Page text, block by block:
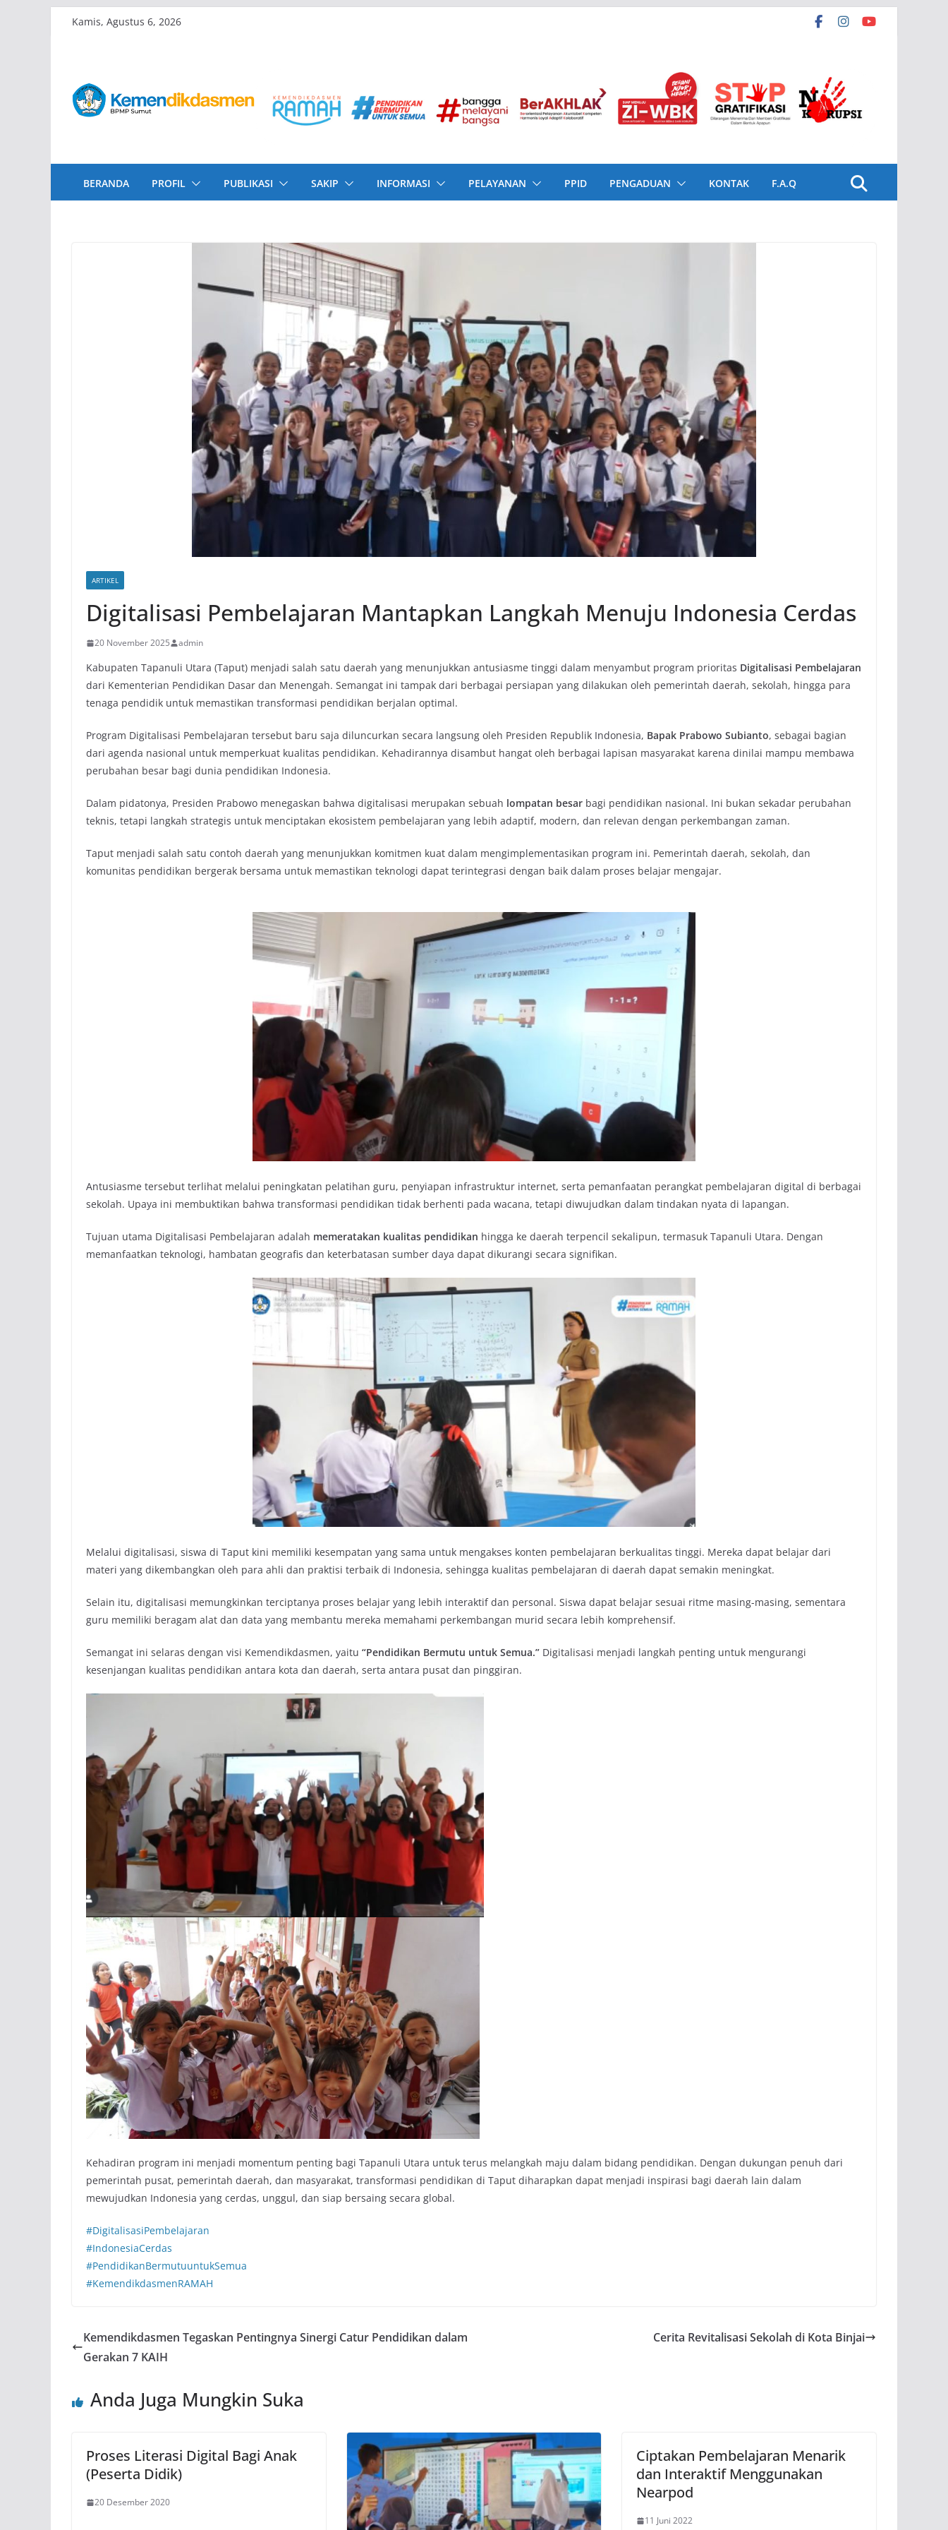
Kamis, Agustus 6, 2026
BERANDA PROFIL PUBLIKASI SAKIP INFORMASI PELAYANAN PPID PENGADUAN KONTAK F.A.Q
ARTIKEL
Digitalisasi Pembelajaran Mantapkan Langkah Menuju Indonesia Cerdas
20 November 2025 admin
Kabupaten Tapanuli Utara (Taput) menjadi salah satu daerah yang menunjukkan antusiasme tinggi dalam menyambut program prioritas Digitalisasi Pembelajaran
dari Kementerian Pendidikan Dasar dan Menengah. Semangat ini tampak dari berbagai persiapan yang dilakukan oleh pemerintah daerah, sekolah, hingga para
tenaga pendidik untuk memastikan transformasi pendidikan berjalan optimal.
Program Digitalisasi Pembelajaran tersebut baru saja diluncurkan secara langsung oleh Presiden Republik Indonesia, Bapak Prabowo Subianto, sebagai bagian
dari agenda nasional untuk memperkuat kualitas pendidikan. Kehadirannya disambut hangat oleh berbagai lapisan masyarakat karena dinilai mampu membawa
perubahan besar bagi dunia pendidikan Indonesia.
Dalam pidatonya, Presiden Prabowo menegaskan bahwa digitalisasi merupakan sebuah lompatan besar bagi pendidikan nasional. Ini bukan sekadar perubahan
teknis, tetapi langkah strategis untuk menciptakan ekosistem pembelajaran yang lebih adaptif, modern, dan relevan dengan perkembangan zaman.
Taput menjadi salah satu contoh daerah yang menunjukkan komitmen kuat dalam mengimplementasikan program ini. Pemerintah daerah, sekolah, dan
komunitas pendidikan bergerak bersama untuk memastikan teknologi dapat terintegrasi dengan baik dalam proses belajar mengajar.
Antusiasme tersebut terlihat melalui peningkatan pelatihan guru, penyiapan infrastruktur internet, serta pemanfaatan perangkat pembelajaran digital di berbagai
sekolah. Upaya ini membuktikan bahwa transformasi pendidikan tidak berhenti pada wacana, tetapi diwujudkan dalam tindakan nyata di lapangan.
Tujuan utama Digitalisasi Pembelajaran adalah memeratakan kualitas pendidikan hingga ke daerah terpencil sekalipun, termasuk Tapanuli Utara. Dengan
memanfaatkan teknologi, hambatan geografis dan keterbatasan sumber daya dapat dikurangi secara signifikan.
Melalui digitalisasi, siswa di Taput kini memiliki kesempatan yang sama untuk mengakses konten pembelajaran berkualitas tinggi. Mereka dapat belajar dari
materi yang dikembangkan oleh para ahli dan praktisi terbaik di Indonesia, sehingga kualitas pembelajaran di daerah dapat semakin meningkat.
Selain itu, digitalisasi memungkinkan terciptanya proses belajar yang lebih interaktif dan personal. Siswa dapat belajar sesuai ritme masing-masing, sementara
guru memiliki beragam alat dan data yang membantu mereka memahami perkembangan murid secara lebih komprehensif.
Semangat ini selaras dengan visi Kemendikdasmen, yaitu “Pendidikan Bermutu untuk Semua.” Digitalisasi menjadi langkah penting untuk mengurangi
kesenjangan kualitas pendidikan antara kota dan daerah, serta antara pusat dan pinggiran.
Kehadiran program ini menjadi momentum penting bagi Tapanuli Utara untuk terus melangkah maju dalam bidang pendidikan. Dengan dukungan penuh dari
pemerintah pusat, pemerintah daerah, dan masyarakat, transformasi pendidikan di Taput diharapkan dapat menjadi inspirasi bagi daerah lain dalam
mewujudkan Indonesia yang cerdas, unggul, dan siap bersaing secara global.
#DigitalisasiPembelajaran
#IndonesiaCerdas
#PendidikanBermutuuntukSemua
#KemendikdasmenRAMAH
Kemendikdasmen Tegaskan Pentingnya Sinergi Catur Pendidikan dalam
Gerakan 7 KAIH
Cerita Revitalisasi Sekolah di Kota Binjai
Anda Juga Mungkin Suka
Proses Literasi Digital Bagi Anak
(Peserta Didik)
20 Desember 2020
Ciptakan Pembelajaran Menarik
dan Interaktif Menggunakan
Nearpod
11 Juni 2022